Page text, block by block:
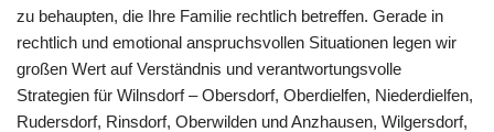
zu behaupten, die Ihre Familie rechtlich betreffen. Gerade in
rechtlich und emotional anspruchsvollen Situationen legen wir
großen Wert auf Verständnis und verantwortungsvolle
Strategien für Wilnsdorf – Obersdorf, Oberdielfen, Niederdielfen,
Rudersdorf, Rinsdorf, Oberwilden und Anzhausen, Wilgersdorf,